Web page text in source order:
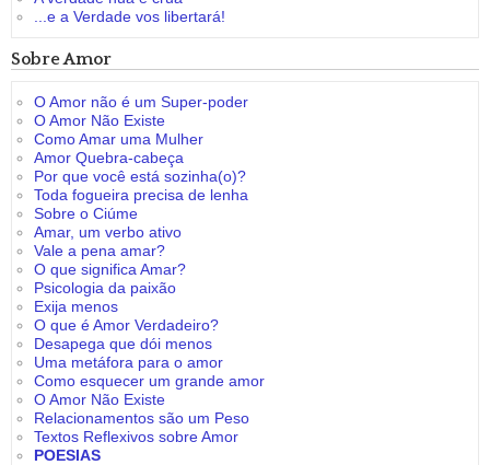
...e a Verdade vos libertará!
Sobre Amor
O Amor não é um Super-poder
O Amor Não Existe
Como Amar uma Mulher
Amor Quebra-cabeça
Por que você está sozinha(o)?
Toda fogueira precisa de lenha
Sobre o Ciúme
Amar, um verbo ativo
Vale a pena amar?
O que significa Amar?
Psicologia da paixão
Exija menos
O que é Amor Verdadeiro?
Desapega que dói menos
Uma metáfora para o amor
Como esquecer um grande amor
O Amor Não Existe
Relacionamentos são um Peso
Textos Reflexivos sobre Amor
POESIAS